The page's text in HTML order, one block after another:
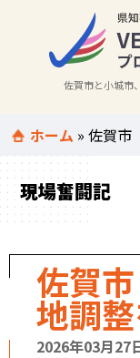
佐賀市と小城市
ホーム »佐賀市
現場奮闘記
佐賀
地調
2026年03月27